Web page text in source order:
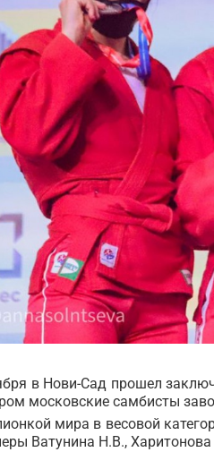
в Нови-Сад прошел
московские самбисты
мира в весовой
Ватунина Н.В.,